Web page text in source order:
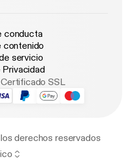
conducta
contenido
servicio
SSL
derechos reservados